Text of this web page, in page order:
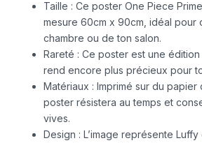
Taille : Ce poster One Piece
mesure 60cm x 90cm, idéal pour
chambre ou de ton salon.
Rareté : Ce poster est une
rend encore plus précieux pour
Matériaux : Imprimé sur du
poster résistera au temps et
vives.
Design : L’image représente Luffy